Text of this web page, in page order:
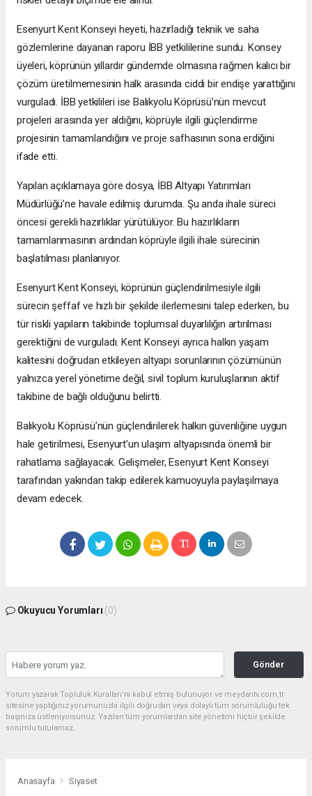
Esenyurt Kent Konseyi heyeti, hazırladığı teknik ve saha
gözlemlerine dayanan raporu İBB yetkililerine sundu. Konsey
üyeleri, köprünün yıllardır gündemde olmasına rağmen kalıcı bir
çözüm üretilmemesinin halk arasında ciddi bir endişe yarattığını
vurguladı. İBB yetkilileri ise Balıkyolu Köprüsü’nün mevcut
projeleri arasında yer aldığını, köprüyle ilgili güçlendirme
projesinin tamamlandığını ve proje safhasının sona erdiğini
ifade etti.
Yapılan açıklamaya göre dosya, İBB Altyapı Yatırımları
Müdürlüğü’ne havale edilmiş durumda. Şu anda ihale süreci
öncesi gerekli hazırlıklar yürütülüyor. Bu hazırlıkların
tamamlanmasının ardından köprüyle ilgili ihale sürecinin
başlatılması planlanıyor.
Esenyurt Kent Konseyi, köprünün güçlendirilmesiyle ilgili
sürecin şeffaf ve hızlı bir şekilde ilerlemesini talep ederken, bu
tür riskli yapıların takibinde toplumsal duyarlılığın artırılması
gerektiğini de vurguladı. Kent Konseyi ayrıca halkın yaşam
kalitesini doğrudan etkileyen altyapı sorunlarının çözümünün
yalnızca yerel yönetime değil, sivil toplum kuruluşlarının aktif
takibine de bağlı olduğunu belirtti.
Balıkyolu Köprüsü’nün güçlendirilerek halkın güvenliğine uygun
hale getirilmesi, Esenyurt’un ulaşım altyapısında önemli bir
rahatlama sağlayacak. Gelişmeler, Esenyurt Kent Konseyi
tarafından yakından takip edilerek kamuoyuyla paylaşılmaya
devam edecek.
Okuyucu Yorumları (0)
Gönder
Yorum yazarak Topluluk Kuralları’nı kabul etmiş bulunuyor ve meydantv.com.tr
sitesine yaptığınız yorumunuzla ilgili doğrudan veya dolaylı tüm sorumluluğu tek
başınıza üstleniyorsunuz. Yazılan tüm yorumlardan site yönetimi hiçbir şekilde
sorumlu tutulamaz.
Anasayfa Siyaset